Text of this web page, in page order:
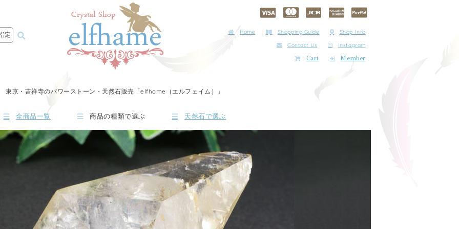
定 Home Shopping Guide
Shop Info
Contact Us
Instagram
Cart
Member
東京・吉祥寺のパワーストーン・天然石販売「elfhame（エルフェイム）」
全商品一覧 商品の種類で選ぶ 天然石で選ぶ